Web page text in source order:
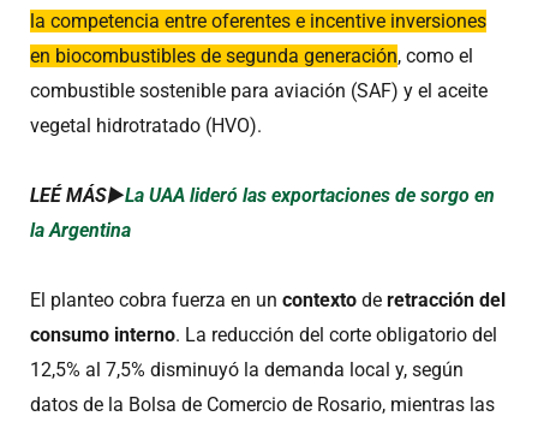
la competencia entre oferentes e incentive inversiones
en biocombustibles de segunda generación, como el
combustible sostenible para aviación (SAF) y el aceite
vegetal hidrotratado (HVO).
LEÉ MÁS►La UAA lideró las exportaciones de sorgo en
la Argentina
El planteo cobra fuerza en un contexto de retracción del
consumo interno. La reducción del corte obligatorio del
12,5% al 7,5% disminuyó la demanda local y, según
datos de la Bolsa de Comercio de Rosario, mientras las